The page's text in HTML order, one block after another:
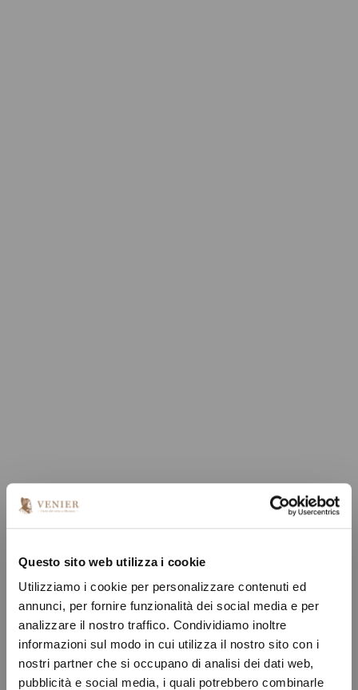
Questo sito web utilizza i cookie
Utilizziamo i cookie per personalizzare contenuti ed
annunci, per fornire funzionalità dei social media e per
analizzare il nostro traffico. Condividiamo inoltre
informazioni sul modo in cui utilizza il nostro sito con i
nostri partner che si occupano di analisi dei dati web,
pubblicità e social media, i quali potrebbero combinarle